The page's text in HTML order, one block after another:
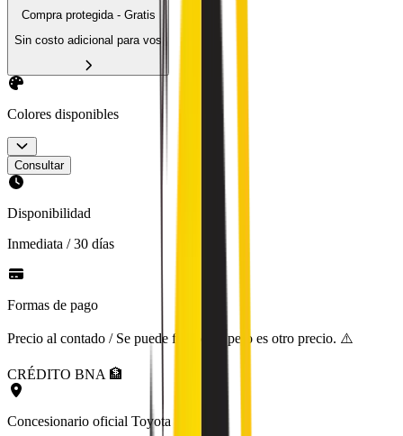
Compra protegida - Gratis
Sin costo adicional para vos
Colores disponibles
Consultar
Disponibilidad
Inmediata / 30 días
Formas de pago
Precio al contado / Se puede financiar, pero es otro precio. ⚠️
CRÉDITO BNA 🏦
Concesionario oficial Toyota